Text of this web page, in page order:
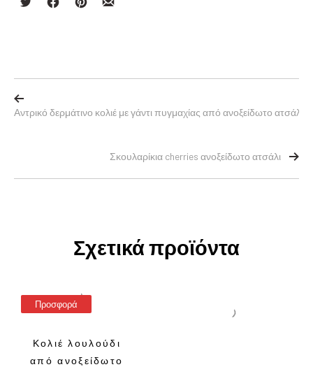
Αντρικό δερμάτινο κολιέ με γάντι πυγμαχίας από ανοξείδωτο ατσάλι
Σκουλαρίκια cherries ανοξείδωτο ατσάλι
Σχετικά προϊόντα
Προσφορά
Κολιέ λουλούδι
από ανοξείδωτο